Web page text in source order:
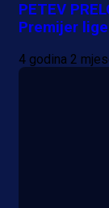
PETEV
Premijer
4 godina 2